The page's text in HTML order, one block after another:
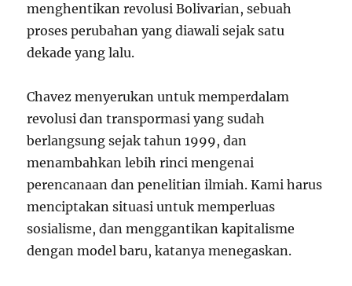
menghentikan revolusi Bolivarian, sebuah
proses perubahan yang diawali sejak satu
dekade yang lalu.
Chavez menyerukan untuk memperdalam
revolusi dan transpormasi yang sudah
berlangsung sejak tahun 1999, dan
menambahkan lebih rinci mengenai
perencanaan dan penelitian ilmiah. Kami harus
menciptakan situasi untuk memperluas
sosialisme, dan menggantikan kapitalisme
dengan model baru, katanya menegaskan.